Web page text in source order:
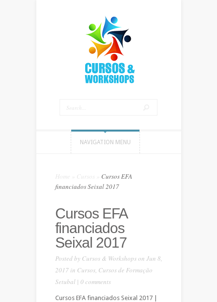
NAVIGATION MENU
Home Cursos
Cursos EFA
financiados Seixal 2017
Cursos EFA
financiados
Seixal 2017
Posted by Cursos & Workshopson Jun 8,
2017 in Cursos, Cursos de Formação
Setubal| 0 comments
Cursos EFA financiados Seixal 2017 |